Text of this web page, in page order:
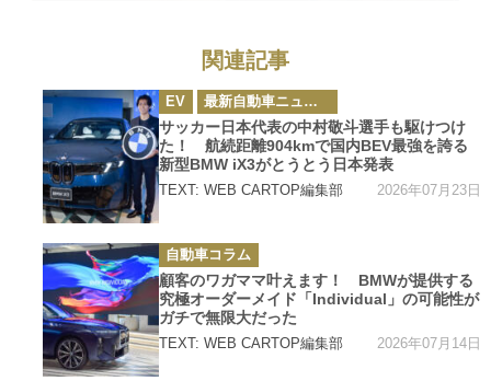
関連記事
カ
テ
ゴ
リ
ー
EV 最新自動車ニュース
サッカー日本代表の中村敬斗選手も駆けつけ
た！ 航続距離904kmで国内BEV最強を誇る
新型BMW iX3がとうとう日本発表
TEXT: WEB CARTOP編集部 2026年07月23日
カ
テ
ゴ
リ
ー
自動車コラム
顧客のワガママ叶えます！ BMWが提供する
究極オーダーメイド「Individual」の可能性が
ガチで無限大だった
TEXT: WEB CARTOP編集部 2026年07月14日